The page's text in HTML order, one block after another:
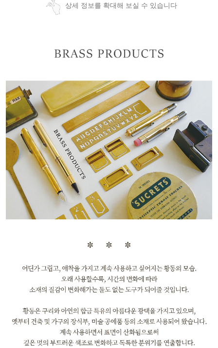
상세 정보를 확대해 보실 수 있습니다